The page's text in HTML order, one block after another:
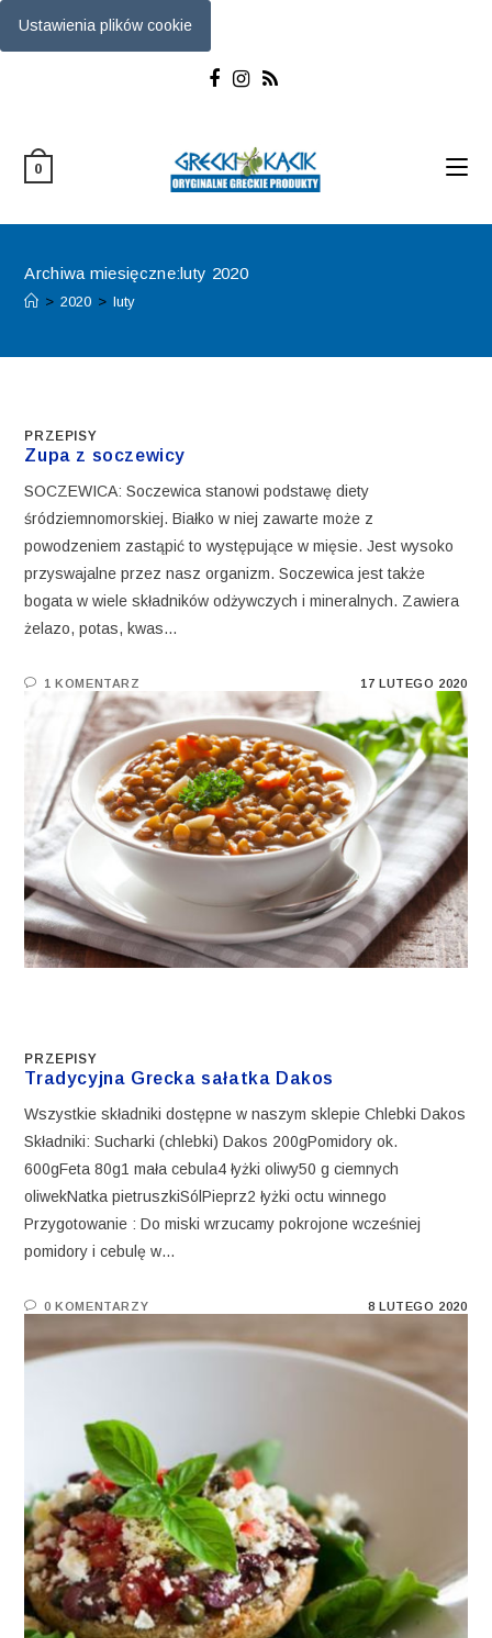
Ustawienia plików cookie
0
Archiwa miesięczne:luty 2020
> 2020 > luty
PRZEPISY
Zupa z soczewicy
SOCZEWICA: Soczewica stanowi podstawę diety
śródziemnomorskiej. Białko w niej zawarte może z
powodzeniem zastąpić to występujące w mięsie. Jest wysoko
przyswajalne przez nasz organizm. Soczewica jest także
bogata w wiele składników odżywczych i mineralnych. Zawiera
żelazo, potas, kwas…
1 KOMENTARZ 17 LUTEGO 2020
PRZEPISY
Tradycyjna Grecka sałatka Dakos
Wszystkie składniki dostępne w naszym sklepie Chlebki Dakos
Składniki: Sucharki (chlebki) Dakos 200gPomidory ok.
600gFeta 80g1 mała cebula4 łyżki oliwy50 g ciemnych
oliwekNatka pietruszkiSólPieprz2 łyżki octu winnego
Przygotowanie : Do miski wrzucamy pokrojone wcześniej
pomidory i cebulę w…
0 KOMENTARZY 8 LUTEGO 2020